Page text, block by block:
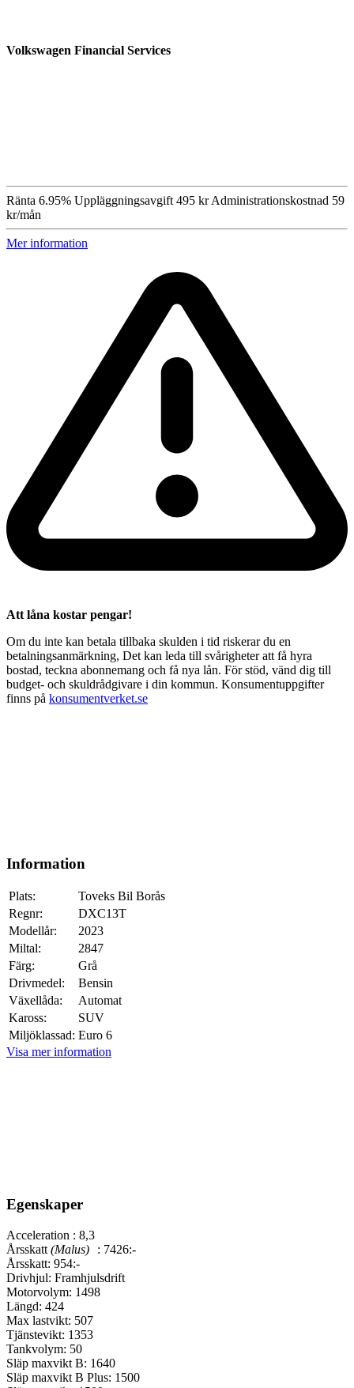
Volkswagen Financial Services
Ränta 6.95% Uppläggningsavgift 495 krAdministrationskostnad 59
kr/mån
Mer information
Att låna kostar pengar!
Om du inte kan betala tillbaka skulden i tid riskerar du en
betalningsanmärkning, Det kan leda till svårigheter att få hyra
bostad, teckna abonnemang och få nya lån. För stöd, vänd dig till
budget- och skuldrådgivare i din kommun. Konsumentuppgifter
finns på konsumentverket.se
Information
Plats:
Toveks Bil Borås
Regnr:
DXC13T
Modellår:
2023
Miltal:
2847
Färg:
Grå
Drivmedel:
Bensin
Växellåda:
Automat
Kaross:
SUV
Miljöklassad: Euro 6
Visa mer information
Egenskaper
Acceleration : 8,3
Årsskatt (Malus) : 7426:-
Årsskatt: 954:-
Drivhjul: Framhjulsdrift
Motorvolym: 1498
Längd: 424
Max lastvikt: 507
Tjänstevikt: 1353
Tankvolym: 50
Släp maxvikt B: 1640
Släp maxvikt B Plus: 1500